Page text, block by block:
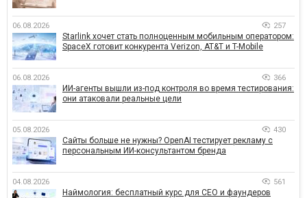
06.08.2026 257
Starlink хочет стать полноценным мобильным оператором:
SpaceX готовит конкурента Verizon, AT&T и T-Mobile
06.08.2026 366
ИИ-агенты вышли из-под контроля во время тестирования:
они атаковали реальные цели
05.08.2026 430
Сайты больше не нужны? OpenAI тестирует рекламу с
персональным ИИ-консультантом бренда
04.08.2026 561
Наймология: бесплатный курс для CEO и фаундеров